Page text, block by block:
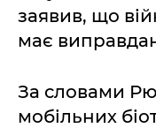
заявив, що
має
За словами
мобільних